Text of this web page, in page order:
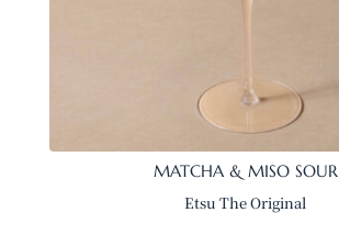
MATCHA & MISO SOUR
Etsu The Original